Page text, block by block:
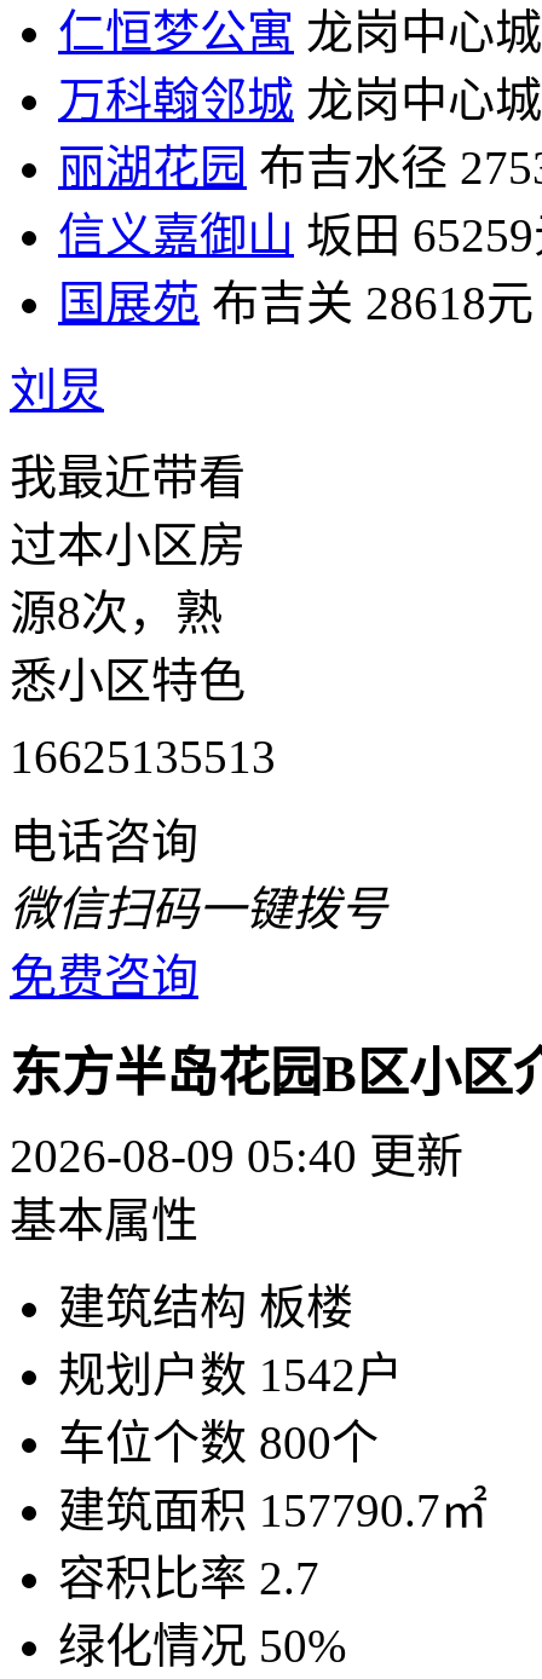
仁恒梦公寓 龙岗中心
万科翰邻城 龙岗中心
丽湖花园 布吉水径
信义嘉御山 坂田
国展苑 布吉关 28618元
刘炅
我最近带看
过本小区房
源8次，熟
悉小区特色
16625135513
电话咨询
微信扫码一键拨号
免费咨询
东方半岛花园B区小区
2026-08-09 05:40 更新
基本属性
建筑结构 板楼
规划户数 1542户
车位个数 800个
建筑面积 157790.7㎡
容积比率 2.7
绿化情况 50%